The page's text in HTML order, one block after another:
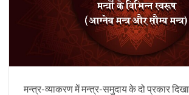
मन्त्र-व्याकरण में मन्त्र-समुदाय के दो प्रकार